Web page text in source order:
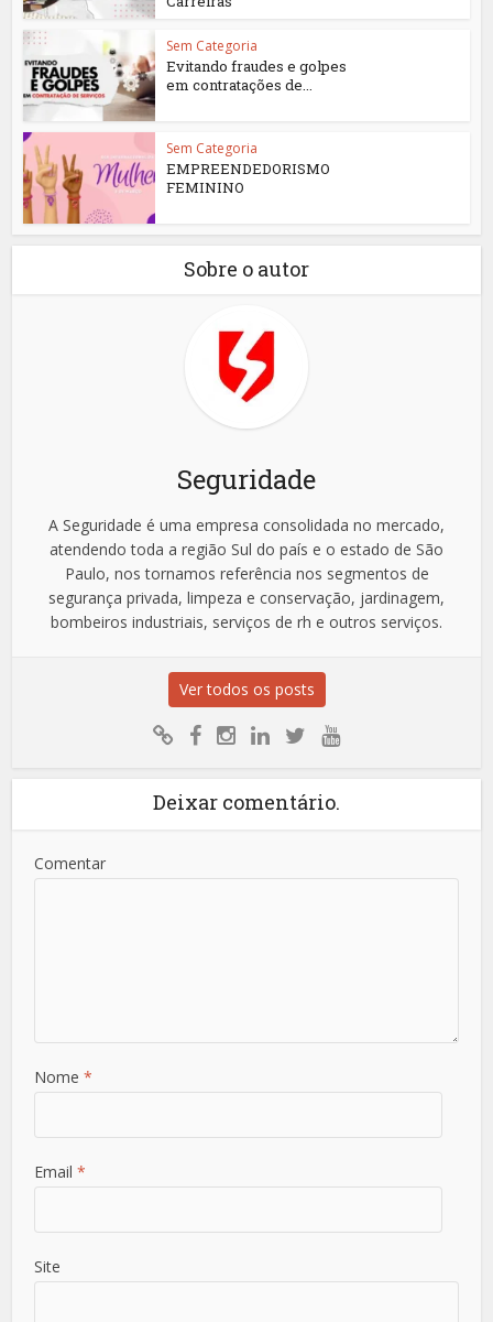
Sem Categoria
Evitando fraudes e golpes
em contratações de...
Sem Categoria
EMPREENDEDORISMO
FEMININO
Sobre o autor
Seguridade
A Seguridade é uma empresa consolidada no mercado,
atendendo toda a região Sul do país e o estado de São
Paulo, nos tornamos referência nos segmentos de
segurança privada, limpeza e conservação, jardinagem,
bombeiros industriais, serviços de rh e outros serviços.
Ver todos os posts
Deixar comentário.
Comentar
Nome *
Email *
Site